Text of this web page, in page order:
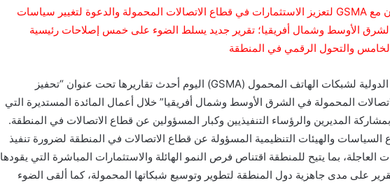
ڤودافون مصر تتعاون مع GSMA لتعزيز الاستثمارات في قطاع الاتصالات المحمولة والدعوة لتغيير سياسات
الأوسط وشمال أفريقيا؛ تقرير جديد يسلط الضوء على خمس إصلاحات رئيسية
والتحول الرقمي في المنطقة
استعرضت الجمعية الدولية لشبكات الهاتف المحمول (GSMA) اليوم أحدث تقاريرها تحت عنوان “تحفيز
المحمولة في الشرق الأوسط وشمال أفريقيا” خلال أعمال المائدة المستديرة التي
المديرين والرؤساء التنفيذيين وكبار المسؤولين عن قطاع الاتصالات في المنطقة.
السياسات والهيئات التنظيمية المسؤولة عن قطاع الاتصالات في المنطقة لضرورة تنفيذ
بما يتيح للمنطقة اقتناص فرص النمو الهائلة والاستثمارات المباشرة التي يقودها
على مدى جاهزية دول المنطقة لتطوير وتوسيع شبكاتها المحمولة، كما ألقى الضوء